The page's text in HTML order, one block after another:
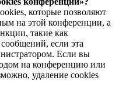
которые позволяют
на этой конференции, а
такие как
если эта
Если вы
на конференцию или
удаление cookies